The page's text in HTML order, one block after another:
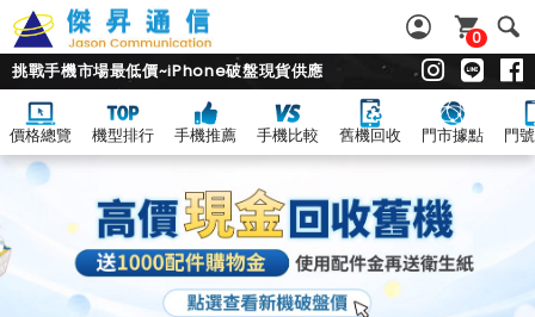
OPPO
Reno
列
回
收
0
挑戰手機市場最低價~iPhone破盤現貨供應
價格總覽 機型排行 手機推薦 手機比較 舊機回收 門市據點 門